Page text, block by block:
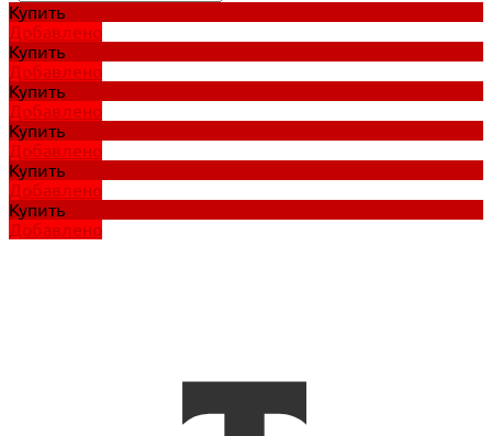
Купить
Добавлено
Купить
Добавлено
Купить
Добавлено
Купить
Добавлено
Купить
Добавлено
Купить
Добавлено